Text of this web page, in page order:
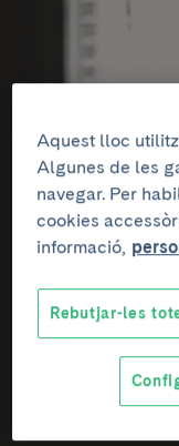
Aquest lloc
Algunes de les
navegar. Per
cookies
informació,
Rebutjar-les